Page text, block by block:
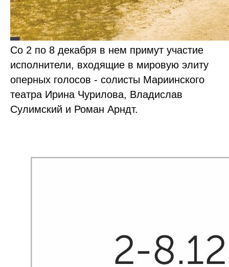
Со 2 по 8 декабря в нем примут участие
исполнители, входящие в мировую элиту
оперных голосов - солисты Мариинского
театра Ирина Чурилова, Владислав
Сулимский и Роман Арндт.